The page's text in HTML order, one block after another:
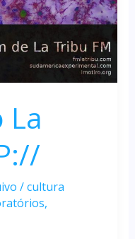
La
/cultura
,